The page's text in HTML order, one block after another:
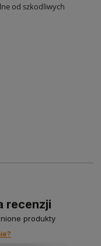
od szkodliwych
recenzji
produkty